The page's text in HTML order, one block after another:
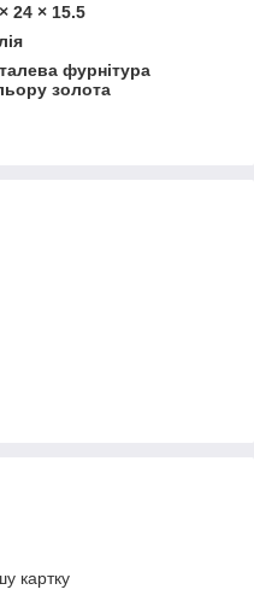
24 × 15.5
фурнітура
золота
картку